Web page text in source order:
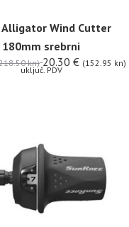
Alligator Wind Cutter
180mm srebrni
kn) 20.30 € (152.95 kn)
uključ. PDV